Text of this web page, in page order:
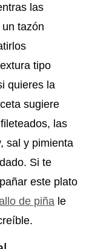
las
tazón
tipo
quieres la
sugiere
las
sal y pimienta
Si te
este plato
de piña le